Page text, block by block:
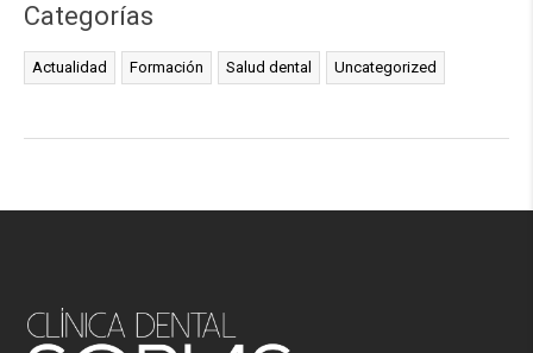
Categorías
Actualidad Formación Salud dental Uncategorized